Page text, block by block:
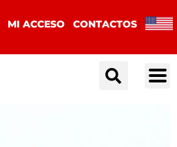
MI ACCESO CONTACTOS